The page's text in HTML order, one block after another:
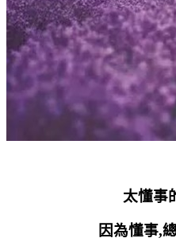
太懂事
因為懂事,